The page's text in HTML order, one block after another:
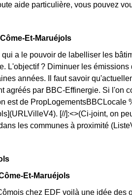
aide particulière, vous pouvez
Et-Maruéjols
a le pouvoir de labelliser les
L'objectif ? Diminuer les émissions
années. Il faut savoir
agréés par BBC-Effinergie. Si l'on
est de PropLogementsBBCLocale
[//]:<>(Ci-joint, on
les communes à proximité
Et-Maruéjols
chez EDF voilà une idée des